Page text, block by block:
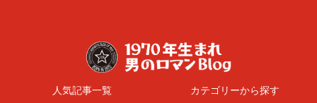
人気記事一覧 カテゴリーから探す